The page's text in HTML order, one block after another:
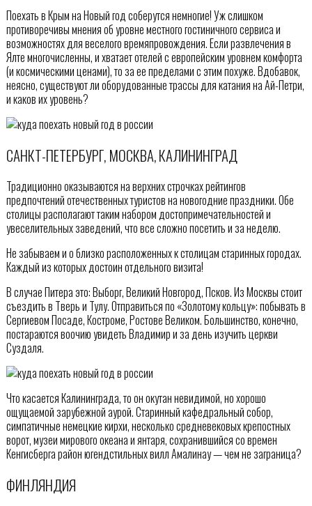
Поехать в Крым на Новый год соберутся немногие! Уж слишком
противоречивы мнения об уровне местного гостиничного сервиса и
возможностях для веселого времяпровождения. Если развлечения в
Ялте многочисленны, и хватает отелей с европейским уровнем комфорта
(и космическими ценами), то за ее пределами с этим похуже. Вдобавок,
неясно, существуют ли оборудованные трассы для катания на Ай-Петри,
и каков их уровень?
САНКТ-ПЕТЕРБУРГ, МОСКВА, КАЛИНИНГРАД
Традиционно оказываются на верхних строчках рейтингов
предпочтений отечественных туристов на новогодние праздники. Обе
столицы располагают таким набором достопримечательностей и
увеселительных заведений, что все сложно посетить и за неделю.
Не забываем и о близко расположенных к столицам старинных городах.
Каждый из которых достоин отдельного визита!
В случае Питера это: Выборг, Великий Новгород, Псков. Из Москвы стоит
съездить в Тверь и Тулу. Отправиться по «Золотому кольцу»: побывать в
Сергиевом Посаде, Костроме, Ростове Великом. Большинство, конечно,
постараются воочию увидеть Владимир и за день изучить церкви
Суздаля.
Что касается Калининграда, то он окутан невидимой, но хорошо
ощущаемой зарубежной аурой. Старинный кафедральный собор,
симпатичные немецкие кирхи, несколько средневековых крепостных
ворот, музеи мирового океана и янтаря, сохранившийся со времен
Кенгисберга район югендстильных вилл Амалинау — чем не заграница?
ФИНЛЯНДИЯ